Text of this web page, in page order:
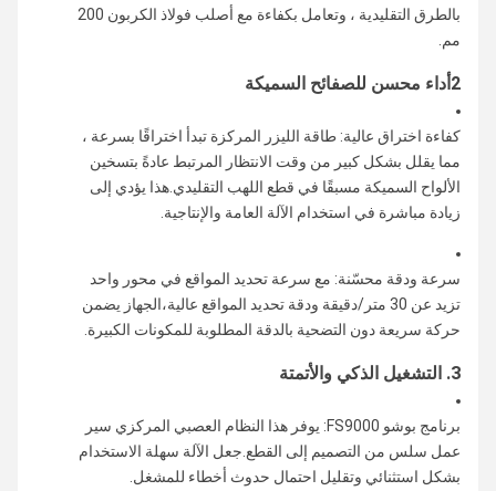
بالطرق التقليدية ، وتعامل بكفاءة مع أصلب فولاذ الكربون 200
مم.
2أداء محسن للصفائح السميكة
كفاءة اختراق عالية: طاقة الليزر المركزة تبدأ اختراقًا بسرعة ،
مما يقلل بشكل كبير من وقت الانتظار المرتبط عادةً بتسخين
الألواح السميكة مسبقًا في قطع اللهب التقليدي.هذا يؤدي إلى
زيادة مباشرة في استخدام الآلة العامة والإنتاجية.
سرعة ودقة محسّنة: مع سرعة تحديد المواقع في محور واحد
تزيد عن 30 متر/دقيقة ودقة تحديد المواقع عالية،الجهاز يضمن
حركة سريعة دون التضحية بالدقة المطلوبة للمكونات الكبيرة.
3. التشغيل الذكي والأتمتة
برنامج بوشو FS9000: يوفر هذا النظام العصبي المركزي سير
عمل سلس من التصميم إلى القطع.جعل الآلة سهلة الاستخدام
بشكل استثنائي وتقليل احتمال حدوث أخطاء للمشغل.